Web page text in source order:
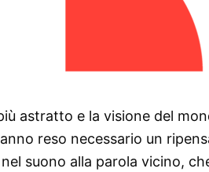
astratto e la visione del
reso necessario un
suono alla parola vicino,